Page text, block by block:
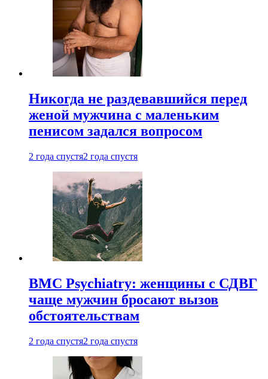
Никогда не раздевавшийся перед
женой мужчина с маленьким
пенисом задался вопросом
2 года спустя2 года спустя
BMC Psychiatry: женщины с СДВГ
чаще мужчин бросают вызов
обстоятельствам
2 года спустя2 года спустя